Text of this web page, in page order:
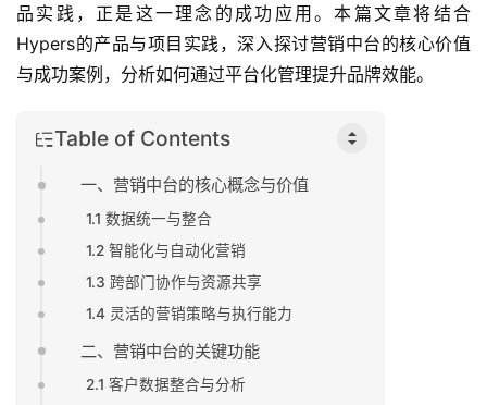
品实践，正是这一理念的成功应用。本篇文章将结合
Hypers的产品与项目实践，深入探讨营销中台的核心价值
与成功案例，分析如何通过平台化管理提升品牌效能。
Table of Contents
一、营销中台的核心概念与价值
1.1 数据统一与整合
1.2 智能化与自动化营销
1.3 跨部门协作与资源共享
1.4 灵活的营销策略与执行能力
二、营销中台的关键功能
2.1 客户数据整合与分析